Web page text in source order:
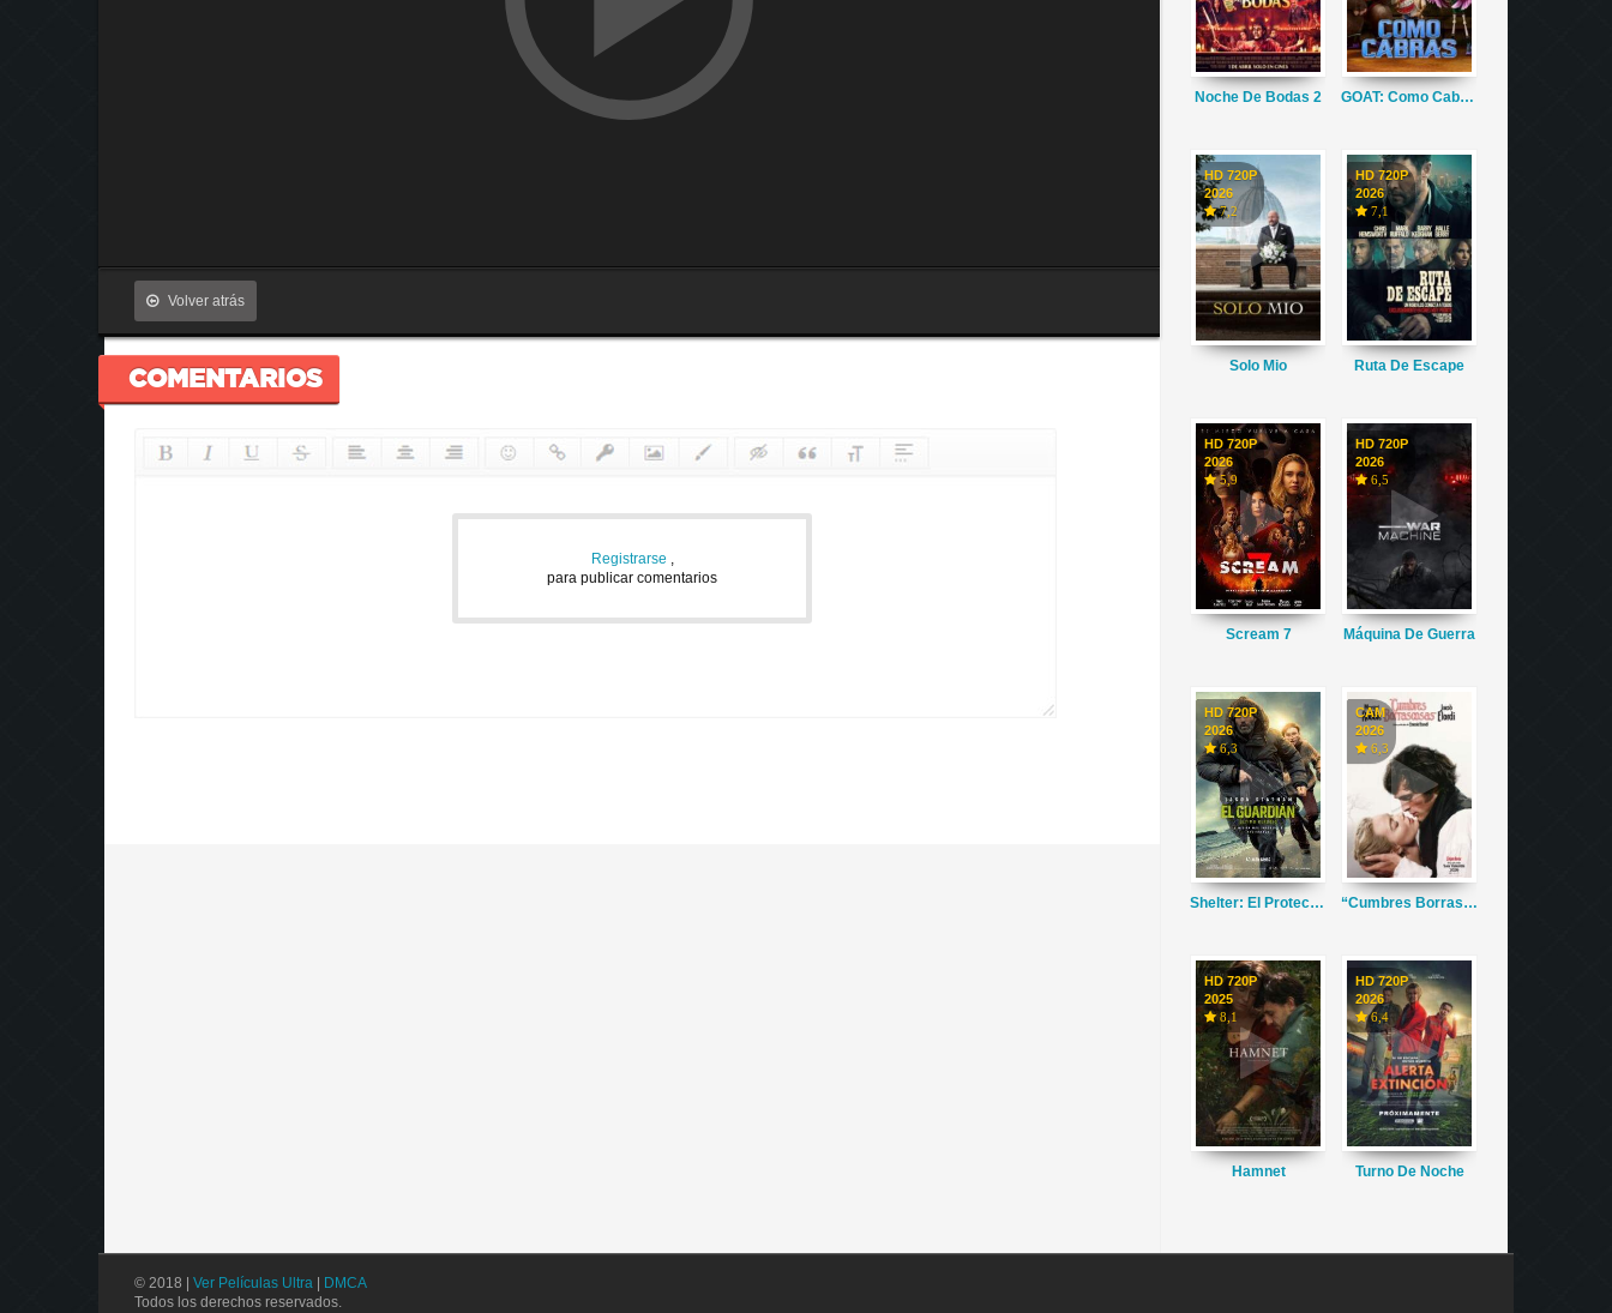
Volver atrás
COMENTARIOS
Registrarse ,
para publicar comentarios
Noche De Bodas 2 GOAT: Como Cabras
HD 720P
2026
7,2
Solo Mio
HD 720P
2026
7,1
Ruta De Escape
HD 720P
2026
5,9
Scream 7
HD 720P
2026
6,5
Máquina De Guerra
HD 720P
2026
6,3
Shelter: El Protector
CAM
2026
6,3
“Cumbres Borrascosas”
HD 720P
2025
8,1
Hamnet
HD 720P
2026
6,4
Turno De Noche
© 2018 | Ver Películas Ultra
DMCA
Todos los derechos reservados.